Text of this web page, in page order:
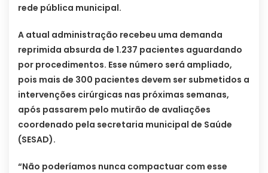
rede pública municipal.
A atual administração recebeu uma demanda
reprimida absurda de 1.237 pacientes aguardando
por procedimentos. Esse número será ampliado,
pois mais de 300 pacientes devem ser submetidos a
intervenções cirúrgicas nas próximas semanas,
após passarem pelo mutirão de avaliações
coordenado pela secretaria municipal de Saúde
(SESAD).
“Não poderíamos nunca compactuar com esse